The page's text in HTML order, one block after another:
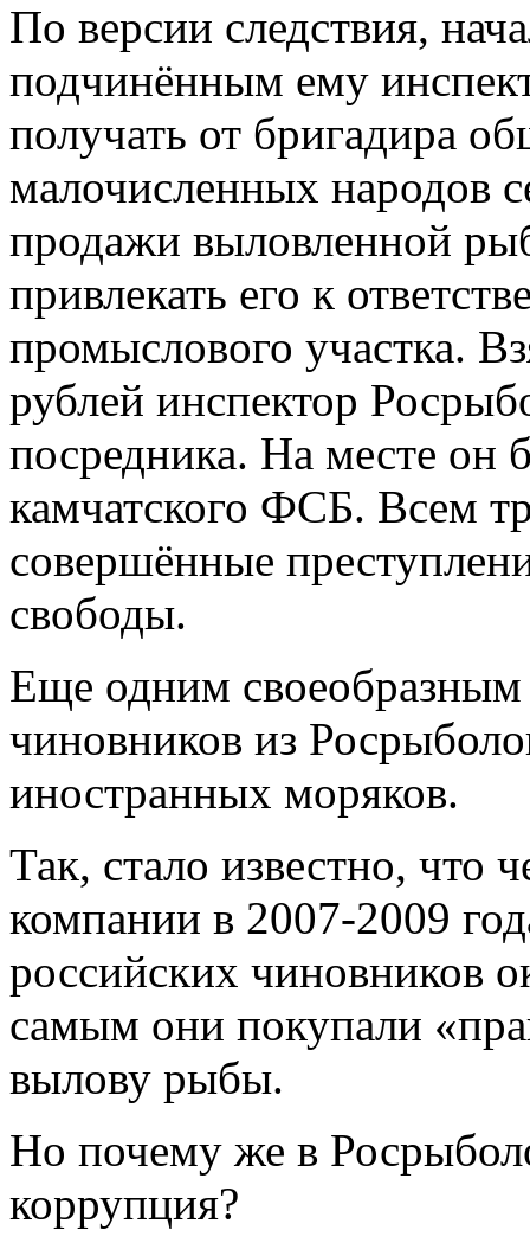
По версии следствия,
подчинённым ему
получать от бригадира
малочисленных народов
продажи выловленной
привлекать его к
промыслового участка.
рублей инспектор
посредника. На месте он
камчатского ФСБ. Всем
совершённые
свободы.
Еще одним
чиновников из
иностранных моряков.
Так, стало известно, что
компании в 2007-2009
российских чиновников
самым они покупали
вылову рыбы.
Но почему же в
коррупция?